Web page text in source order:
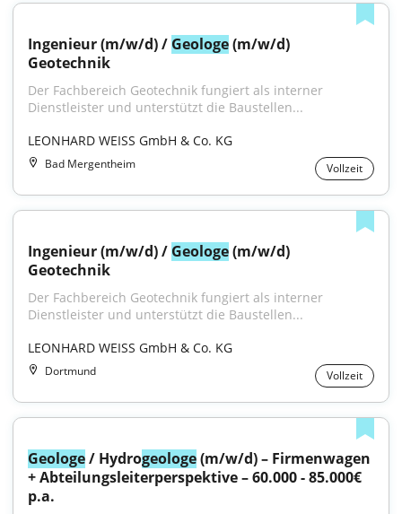
Ingenieur (m/w/d) / Geologe (m/w/d)
Geotechnik
Der Fachbereich Geotechnik fungiert als interner
Dienstleister und unterstützt die Baustellen...
LEONHARD WEISS GmbH & Co. KG
Bad Mergentheim Vollzeit
Ingenieur (m/w/d) / Geologe (m/w/d)
Geotechnik
Der Fachbereich Geotechnik fungiert als interner
Dienstleister und unterstützt die Baustellen...
LEONHARD WEISS GmbH & Co. KG
Dortmund Vollzeit
Geologe / Hydrogeologe (m/w/d) – Firmenwagen
+ Abteilungsleiterperspektive – 60.000 - 85.000€
p.a.